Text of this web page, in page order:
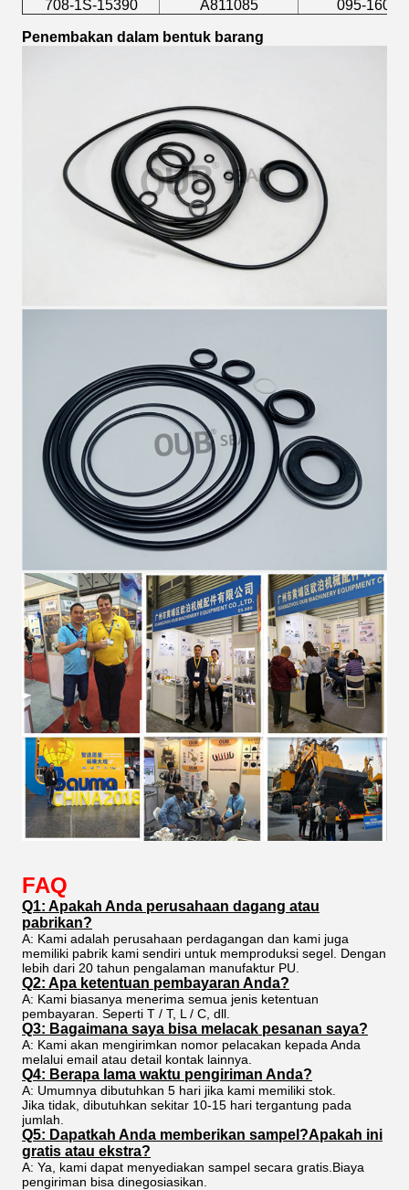
708-1S-15390 A811085 095-1603
Penembakan dalam bentuk barang
FAQ
Q1: Apakah Anda perusahaan dagang atau
pabrikan?
A: Kami adalah perusahaan perdagangan dan kami juga
memiliki pabrik kami sendiri untuk memproduksi segel. Dengan
lebih dari 20 tahun pengalaman manufaktur PU.
Q2: Apa ketentuan pembayaran Anda?
A: Kami biasanya menerima semua jenis ketentuan
pembayaran. Seperti T / T, L / C, dll.
Q3: Bagaimana saya bisa melacak pesanan saya?
A: Kami akan mengirimkan nomor pelacakan kepada Anda
melalui email atau detail kontak lainnya.
Q4: Berapa lama waktu pengiriman Anda?
A: Umumnya dibutuhkan 5 hari jika kami memiliki stok.
Jika tidak, dibutuhkan sekitar 10-15 hari tergantung pada
jumlah.
Q5: Dapatkah Anda memberikan sampel?Apakah ini
gratis atau ekstra?
A: Ya, kami dapat menyediakan sampel secara gratis.Biaya
pengiriman bisa dinegosiasikan.